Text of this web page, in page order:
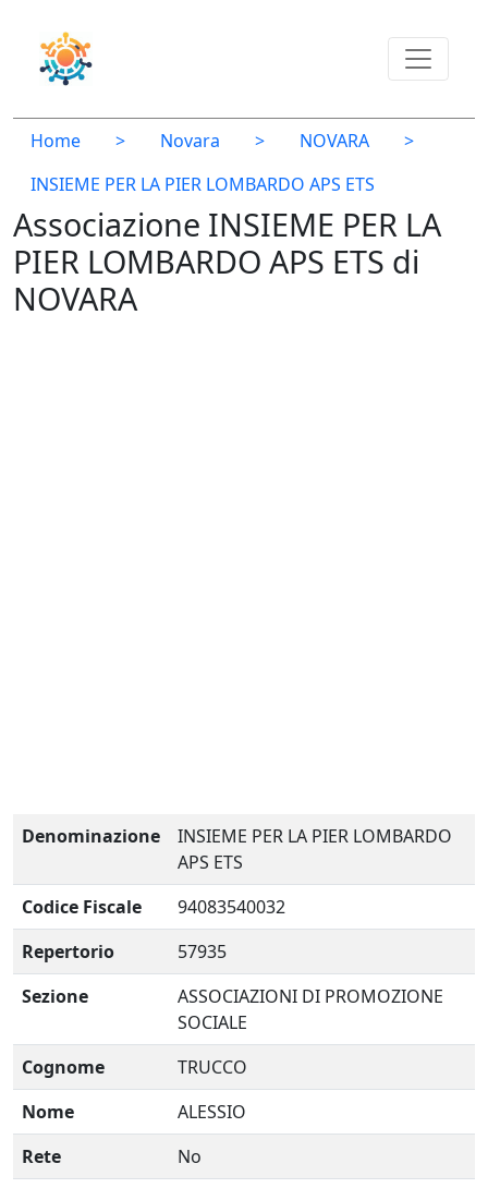
Home > Novara > NOVARA
>
INSIEME PER LA PIER LOMBARDO APS ETS
Associazione INSIEME PER LA
PIER LOMBARDO APS ETS di
NOVARA
Denominazione
INSIEME PER LA PIER LOMBARDO
APS ETS
Codice Fiscale
94083540032
Repertorio
57935
Sezione
ASSOCIAZIONI DI PROMOZIONE
SOCIALE
Cognome
TRUCCO
Nome
ALESSIO
Rete
No